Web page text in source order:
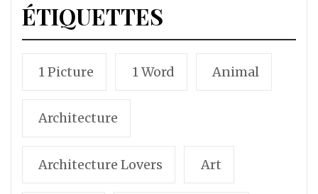
ÉTIQUETTES
1 Picture 1 Word Animal
Architecture
Architecture Lovers Art